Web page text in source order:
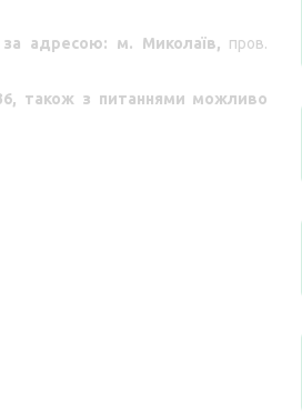
адресою: м. Миколаїв, пров.
також з питаннями можливо